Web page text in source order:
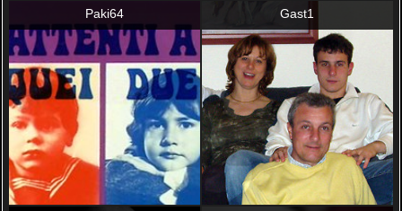
Paki64 Gast1